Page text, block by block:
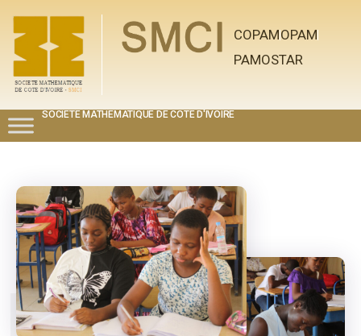
COPAMOPAM
PAMOSTAR
SOCIETE MATHEMATIQUE DE COTE D'IVOIRE